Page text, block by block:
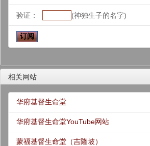
验证： (神独生子的名字)
相关网站
华府基督生命堂
华府基督生命堂YouTube网站
蒙福基督生命堂（吉隆坡）